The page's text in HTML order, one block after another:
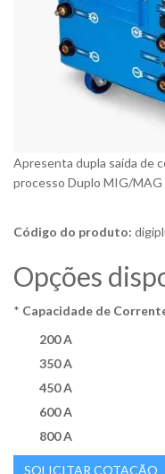
Apresenta dupla saída de
processo Duplo MIG/MAG
Código do produto:
Opções
* Capacidade de
200 A
350 A
450 A
600 A
800 A
SOLICITAR COTAÇÃO